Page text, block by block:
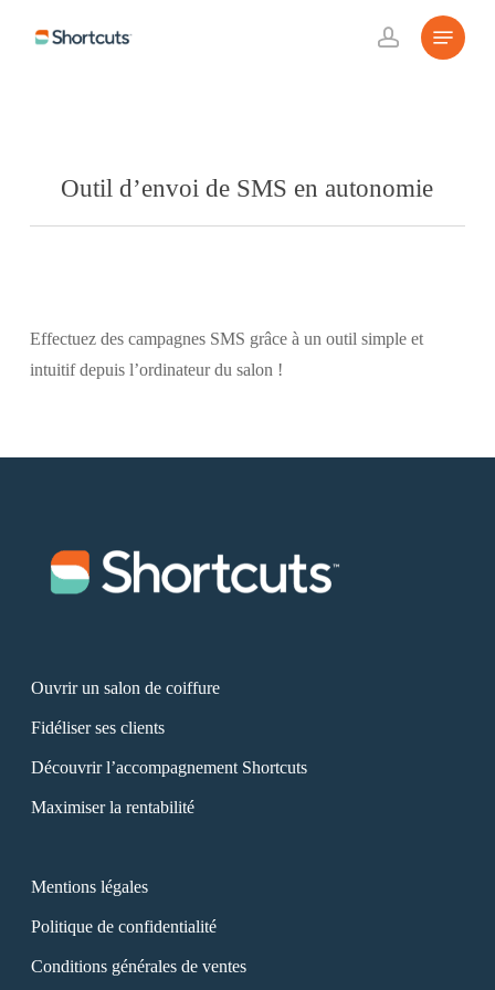
account
Menu
Outil d’envoi de SMS en autonomie
Effectuez des campagnes SMS grâce à un outil simple et
intuitif depuis l’ordinateur du salon !
Ouvrir un salon de coiffure
Fidéliser ses clients
Découvrir l’accompagnement Shortcuts
Maximiser la rentabilité
Mentions légales
Politique de confidentialité
Conditions générales de ventes